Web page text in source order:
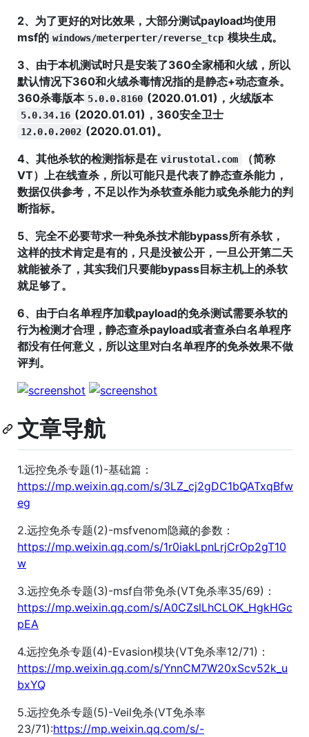
2、为了更好的对比效果，大部分测试payload均使用
msf的 windows/meterperter/reverse_tcp 模块生成。
3、由于本机测试时只是安装了360全家桶和火绒，所以
默认情况下360和火绒杀毒情况指的是静态+动态查杀。
360杀毒版本 5.0.0.8160 (2020.01.01)，火绒版本
5.0.34.16 (2020.01.01)，360安全卫士
12.0.0.2002 (2020.01.01)。
4、其他杀软的检测指标是在 virustotal.com
（简称
VT）上在线查杀，所以可能只是代表了静态查杀能力，
数据仅供参考，不足以作为杀软查杀能力或免杀能力的判
断指标。
5、完全不必要苛求一种免杀技术能bypass所有杀软，
这样的技术肯定是有的，只是没被公开，一旦公开第二天
就能被杀了，其实我们只要能bypass目标主机上的杀软
就足够了。
6、由于白名单程序加载payload的免杀测试需要杀软的
行为检测才合理，静态查杀payload或者查杀白名单程序
都没有任何意义，所以这里对白名单程序的免杀效果不做
评判。
文章导航
1.远控免杀专题(1)-基础篇：
https://mp.weixin.qq.com/s/3LZ_cj2gDC1bQATxqBfw
eg
2.远控免杀专题(2)-msfvenom隐藏的参数：
https://mp.weixin.qq.com/s/1r0iakLpnLrjCrOp2gT10
w
3.远控免杀专题(3)-msf自带免杀(VT免杀率35/69)：
https://mp.weixin.qq.com/s/A0CZslLhCLOK_HgkHGc
pEA
4.远控免杀专题(4)-Evasion模块(VT免杀率12/71)：
https://mp.weixin.qq.com/s/YnnCM7W20xScv52k_u
bxYQ
5.远控免杀专题(5)-Veil免杀(VT免杀率
23/71):https://mp.weixin.qq.com/s/-